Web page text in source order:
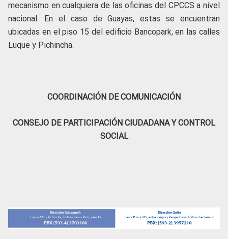
mecanismo en cualquiera de las oficinas del CPCCS a nivel
nacional. En el caso de Guayas, estas se encuentran
ubicadas en el piso 15 del edificio Bancopark, en las calles
Luque y Pichincha.
COORDINACIÓN DE COMUNICACIÓN
CONSEJO DE PARTICIPACIÓN CIUDADANA Y CONTROL
SOCIAL